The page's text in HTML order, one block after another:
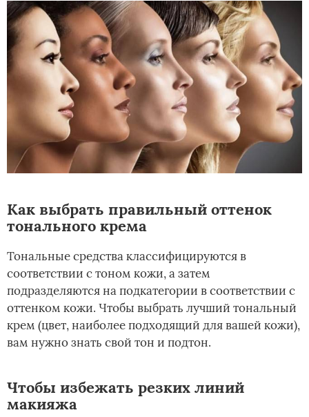
Как выбрать правильный оттенок
тонального крема
Тональные средства классифицируются в
соответствии с тоном кожи, а затем
подразделяются на подкатегории в соответствии с
оттенком кожи. Чтобы выбрать лучший тональный
крем (цвет, наиболее подходящий для вашей кожи),
вам нужно знать свой тон и подтон.
Чтобы избежать резких линий
макияжа